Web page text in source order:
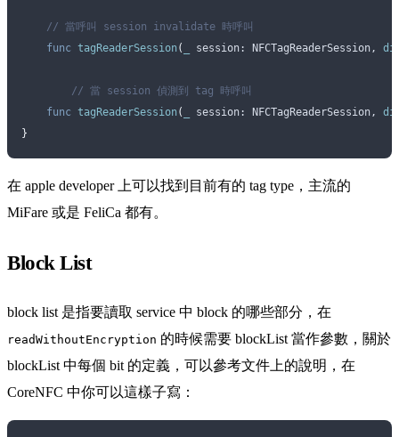
    // 當呼叫 session invalidate 時呼叫
    func
tagReaderSession ( session: NFCTagReaderSession,
  	// 當 session 偵測到 tag 時呼叫
    func
tagReaderSession ( session: NFCTagReaderSession,
}
在 apple developer 上可以找到目前有的 tag type，主流的
MiFare 或是 FeliCa 都有。
Block List
block list 是指要讀取 service 中 block 的哪些部分，在
readWithoutEncryption 的時候需要 blockList 當作參數，關於
blockList 中每個 bit 的定義，可以參考文件上的說明，在
CoreNFC 中你可以這樣子寫：